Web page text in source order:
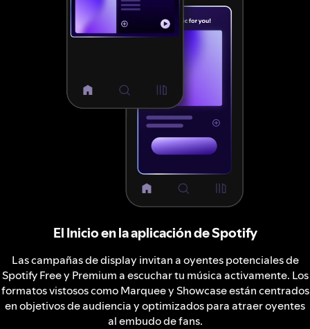
El Inicio en la aplicación de Spotify
Las campañas de display invitan a oyentes potenciales de
Spotify Free y Premium a escuchar tu música activamente. Los
formatos vistosos como Marquee y Showcase están centrados
en objetivos de audiencia y optimizados para atraer oyentes
al embudo de fans.